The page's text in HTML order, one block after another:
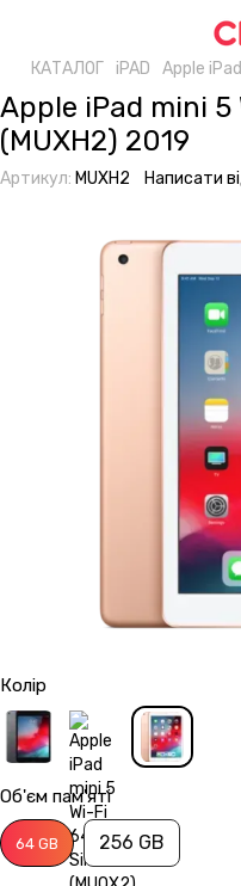
КАТАЛОГ iPAD Apple
Apple iPad mini 5
(MUXH2) 2019
Артикул: MUXH2 Написати
Колір
Об'єм пам'яті
64 GB 256 GB